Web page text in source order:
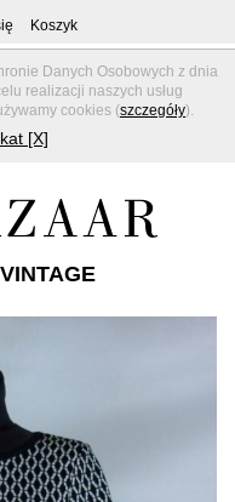
Danych Osobowych z dnia
realizacji naszych usług
cookies (szczegóły).
[X]
Koszyk
VINTAGE